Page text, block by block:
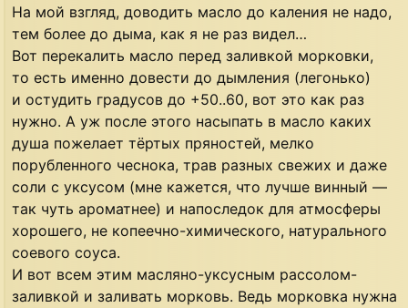
На мой взгляд, доводить масло до каления не надо,
тем более до дыма, как я не раз видел…
Вот перекалить масло перед заливкой морковки,
то есть именно довести до дымления (легонько)
и остудить градусов до +50..60, вот это как раз
нужно. А уж после этого насыпать в масло каких
душа пожелает тёртых пряностей, мелко
порубленного чеснока, трав разных свежих и даже
соли с уксусом (мне кажется, что лучше винный —
так чуть ароматнее) и напоследок для атмосферы
хорошего, не копеечно-химического, натурального
соевого соуса.
И вот всем этим масляно-уксусным рассолом-
заливкой и заливать морковь. Ведь морковка нужна